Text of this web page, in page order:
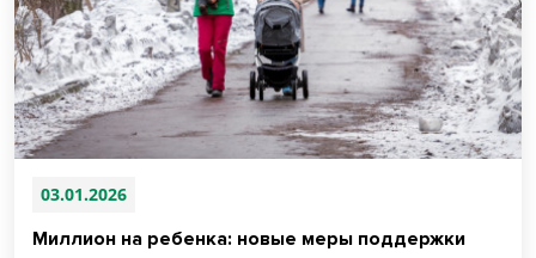
03.01.2026
Миллион на ребенка: новые меры поддержки